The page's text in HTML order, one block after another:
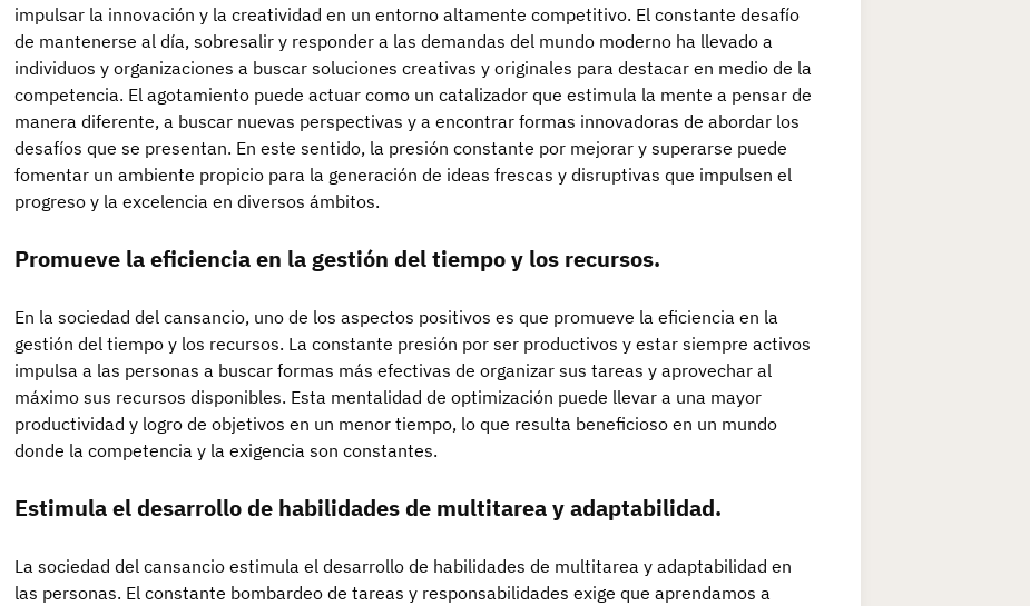
impulsar la innovación y la creatividad en un entorno altamente competitivo. El constante desafío
de mantenerse al día, sobresalir y responder a las demandas del mundo moderno ha llevado a
individuos y organizaciones a buscar soluciones creativas y originales para destacar en medio de la
competencia. El agotamiento puede actuar como un catalizador que estimula la mente a pensar de
manera diferente, a buscar nuevas perspectivas y a encontrar formas innovadoras de abordar los
desafíos que se presentan. En este sentido, la presión constante por mejorar y superarse puede
fomentar un ambiente propicio para la generación de ideas frescas y disruptivas que impulsen el
progreso y la excelencia en diversos ámbitos.
Promueve la eficiencia en la gestión del tiempo y los recursos.
En la sociedad del cansancio, uno de los aspectos positivos es que promueve la eficiencia en la
gestión del tiempo y los recursos. La constante presión por ser productivos y estar siempre activos
impulsa a las personas a buscar formas más efectivas de organizar sus tareas y aprovechar al
máximo sus recursos disponibles. Esta mentalidad de optimización puede llevar a una mayor
productividad y logro de objetivos en un menor tiempo, lo que resulta beneficioso en un mundo
donde la competencia y la exigencia son constantes.
Estimula el desarrollo de habilidades de multitarea y adaptabilidad.
La sociedad del cansancio estimula el desarrollo de habilidades de multitarea y adaptabilidad en
las personas. El constante bombardeo de tareas y responsabilidades exige que aprendamos a